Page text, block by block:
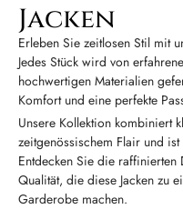
Jacken
Erleben Sie zeitlosen Stil mit
Jedes Stück wird von
hochwertigen Materialien
Komfort und eine perfekte
Unsere Kollektion kombiniert
zeitgenössischem Flair und
Entdecken Sie die
Qualität, die diese Jacken zu
Garderobe machen.